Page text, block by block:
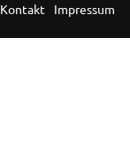
Kontakt Impressum